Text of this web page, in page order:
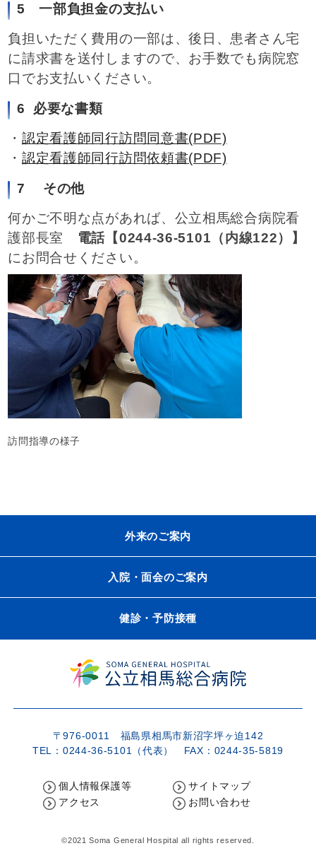
5 一部負担金の支払い
負担いただく費用の一部は、後日、患者さん宅
に請求書を送付しますので、お手数でも病院窓
口でお支払いください。
6 必要な書類
・ 認定看護師同行訪問同意書(PDF)
・ 認定看護師同行訪問依頼書(PDF)
7 その他
何かご不明な点があれば、公立相馬総合病院看
護部長室
電話【0244-36-5101（内線122）】
にお問合せください。
訪問指導の様子
外来のご案内
入院・面会のご案内
健診・予防接種
〒976-0011 福島県相馬市新沼字坪ヶ迫142
TEL：0244-36-5101（代表） FAX：0244-35-5819
個人情報保護等
サイトマップ
アクセス
お問い合わせ
©2021 Soma General Hospital all rights reserved.